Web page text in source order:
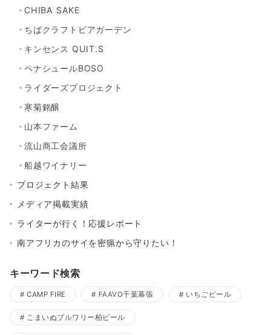
CHIBA SAKE
ちばクラフトビアガーデン
キンセンス QUIT.S
ペナシュールBOSO
ライダーズプロジェクト
寒菊銘醸
山本ファーム
流山商工会議所
船越ワイナリー
プロジェクト結果
メディア掲載実績
ライターが行く！応援レポート
南アフリカのサイを密猟から守りたい！
キーワード検索
CAMP FIRE FAAVO千葉幕張 いちごビール
こまいぬブルワリー柏ビール